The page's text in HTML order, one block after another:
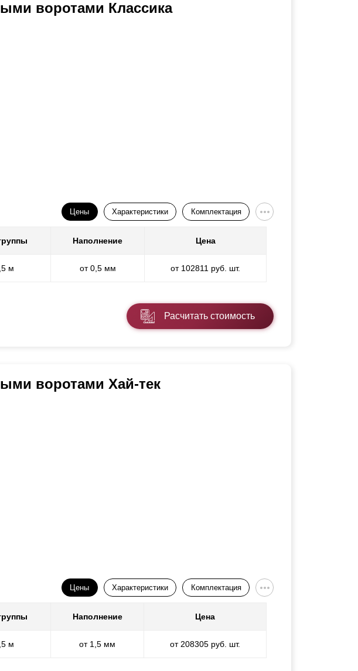
воротами Классика
Цены Характеристики Комплектация
Наполнение Цена
м от 0,5 мм от 102811 руб. шт.
Расчитать стоимость
воротами Хай-тек
Цены Характеристики Комплектация
Наполнение Цена
м от 1,5 мм от 208305 руб. шт.